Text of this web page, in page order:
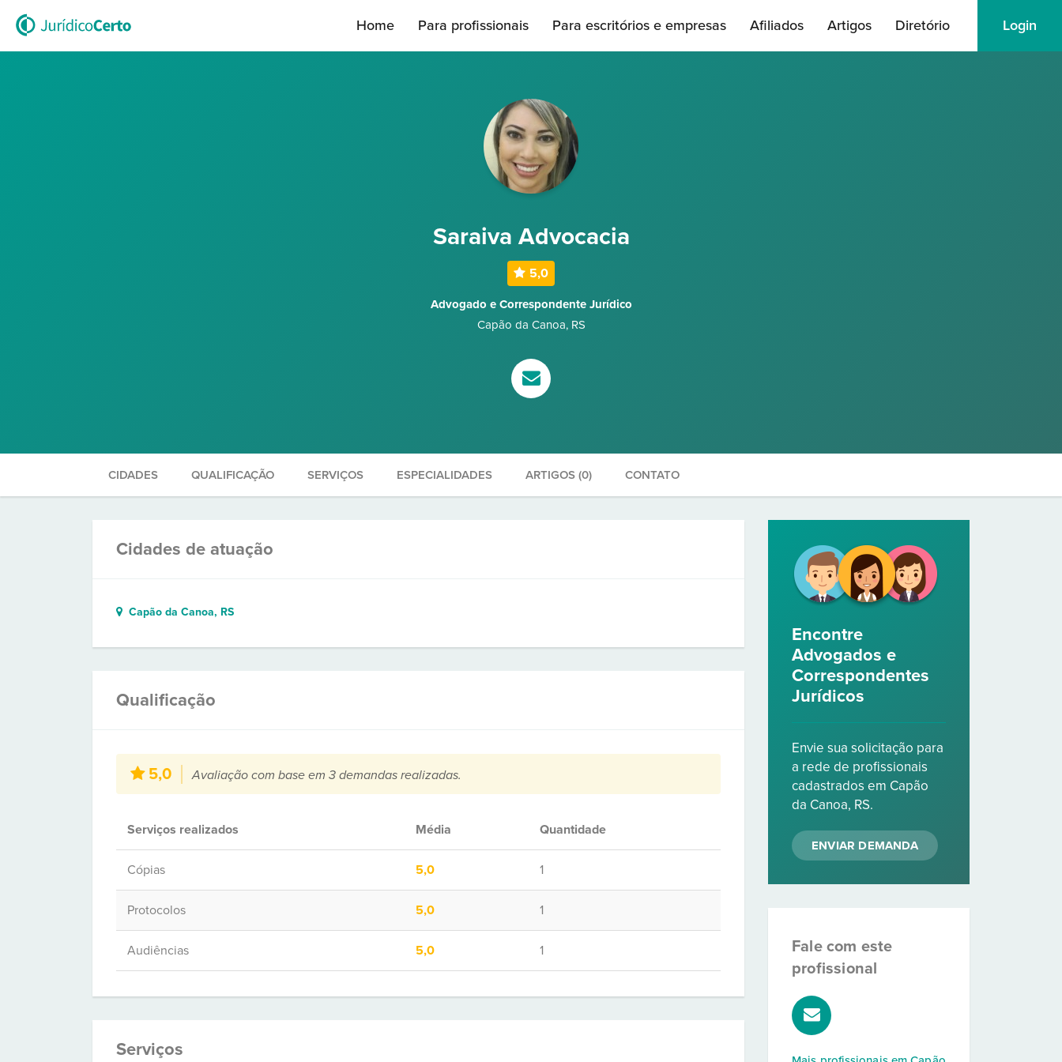
Home Para profissionais Para escritórios e empresas Afiliados Artigos Diretório Login
Saraiva Advocacia
5,0
Advogado e Correspondente Jurídico
Capão da Canoa, RS
CIDADES QUALIFICAÇÃO SERVIÇOS ESPECIALIDADES ARTIGOS (0) CONTATO
Cidades de atuação
Capão da Canoa, RS
Qualificação
5,0 Avaliação com base em 3 demandas realizadas.
Serviços realizados Média Quantidade
Cópias 5,0 1
Protocolos 5,0 1
Audiências 5,0 1
Serviços
Encontre
Advogados e
Correspondentes
Jurídicos
Envie sua solicitação para
a rede de profissionais
cadastrados em Capão
da Canoa, RS.
ENVIAR DEMANDA
Fale com este
profissional